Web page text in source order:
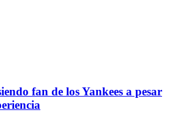
fan de los Yankees a pesar